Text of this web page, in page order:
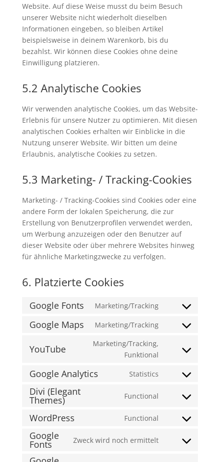
Website. Auf diese Weise musst du beim Besuch
unserer Website nicht wiederholt dieselben
Informationen eingeben, so bleiben Artikel
beispielsweise in deinem Warenkorb, bis du
bezahlst. Wir können diese Cookies ohne deine
Einwilligung platzieren.
5.2 Analytische Cookies
Wir verwenden analytische Cookies, um das Website-
Erlebnis für unsere Nutzer zu optimieren. Mit diesen
analytischen Cookies erhalten wir Einblicke in die
Nutzung unserer Website. Wir bitten um deine
Erlaubnis, analytische Cookies zu setzen.
5.3 Marketing- / Tracking-Cookies
Marketing- / Tracking-Cookies sind Cookies oder eine
andere Form der lokalen Speicherung, die zur
Erstellung von Benutzerprofilen verwendet werden,
um Werbung anzuzeigen oder den Benutzer auf
dieser Website oder über mehrere Websites hinweg
für ähnliche Marketingzwecke zu verfolgen.
6. Platzierte Cookies
Google Fonts Marketing/Tracking
Consent
Google Maps Marketing/Tracking
Consent
service
maps
YouTube
Marketing/Tracking,
Funktional
Consent
service
Google Analytics Statistics
Consent
service
analytics
Divi (Elegant
Themes) Functional
Consent
service
(elegant-
WordPress Functional
Consent
service
Google
Fonts Zweck wird noch ermittelt
Consent